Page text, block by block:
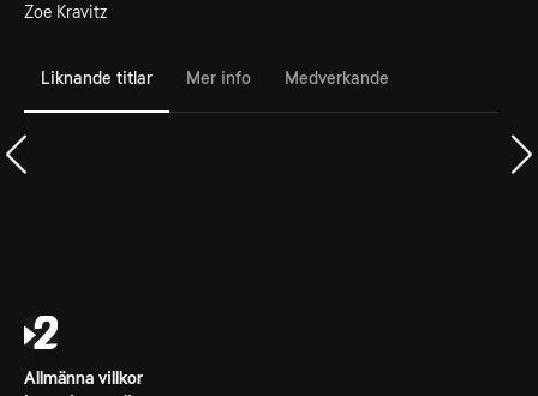
Zoe Kravitz
Liknande titlar Mer info Medverkande
Allmänna villkor